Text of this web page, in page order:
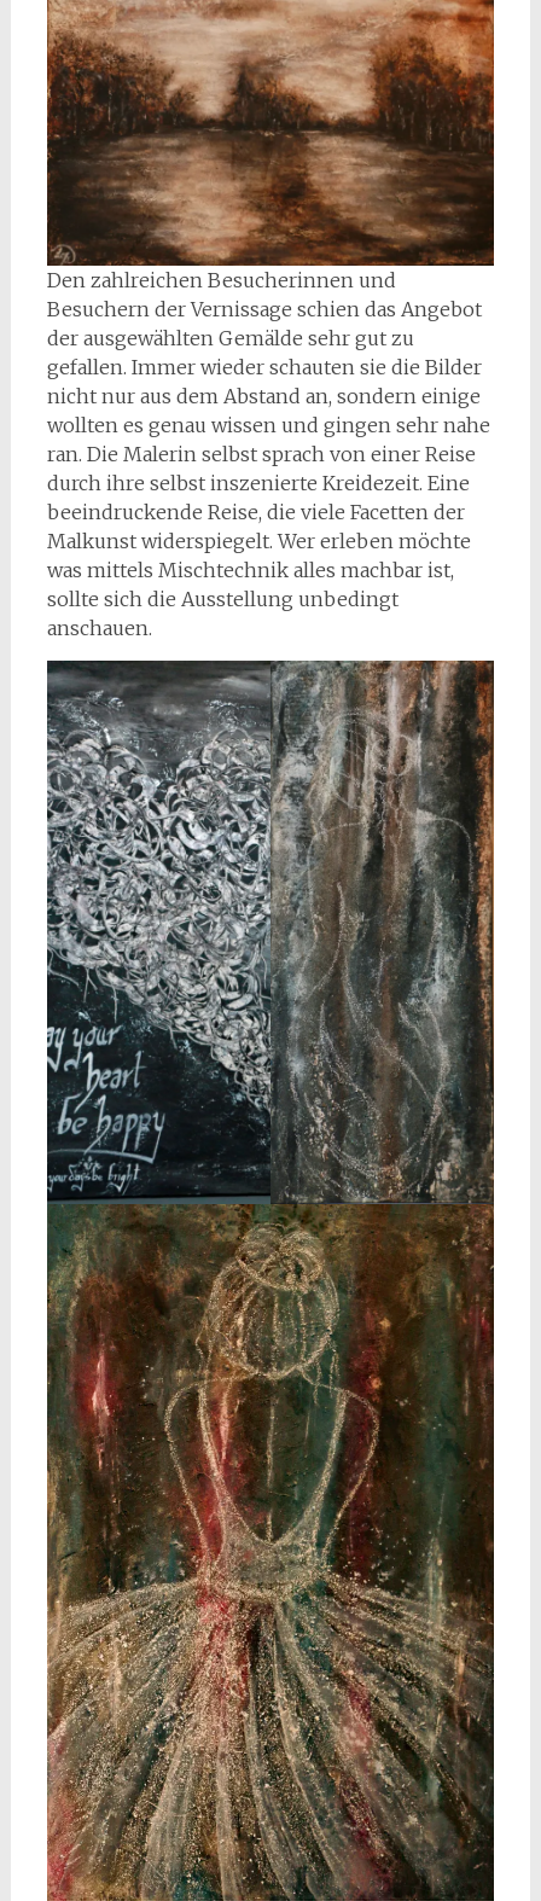
Den zahlreichen Besucherinnen und
Besuchern der Vernissage schien das Angebot
der ausgewählten Gemälde sehr gut zu
gefallen. Immer wieder schauten sie die Bilder
nicht nur aus dem Abstand an, sondern einige
wollten es genau wissen und gingen sehr nahe
ran. Die Malerin selbst sprach von einer Reise
durch ihre selbst inszenierte Kreidezeit. Eine
beeindruckende Reise, die viele Facetten der
Malkunst widerspiegelt. Wer erleben möchte
was mittels Mischtechnik alles machbar ist,
sollte sich die Ausstellung unbedingt
anschauen.